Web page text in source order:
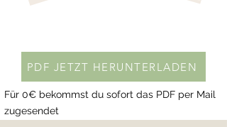
PDF JETZT HERUNTERLADEN
Für 0€ bekommst du sofort das PDF per Mail
zugesendet